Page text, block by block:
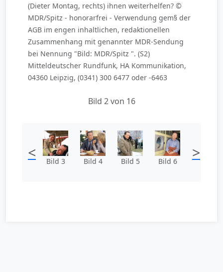
(Dieter Montag, rechts) ihnen weiterhelfen? ©
MDR/Spitz - honorarfrei - Verwendung gem§ der
AGB im engen inhaltlichen, redaktionellen
Zusammenhang mit genannter MDR-Sendung
bei Nennung "Bild: MDR/Spitz ". (S2)
Mitteldeutscher Rundfunk, HA Kommunikation,
04360 Leipzig, (0341) 300 6477 oder -6463
Bild 2 von 16
< Bild 3 Bild 4 Bild 5 Bild 6 >